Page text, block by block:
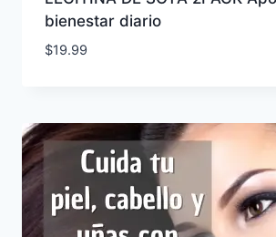
bienestar diario
$19.99